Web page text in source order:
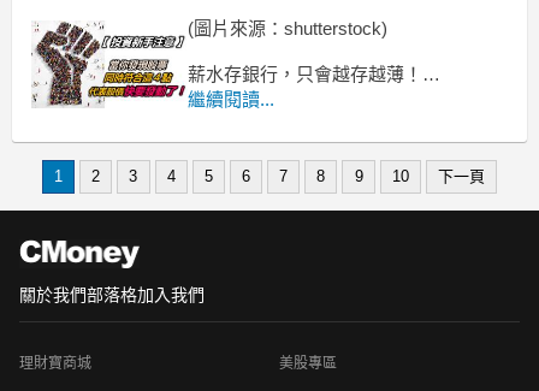
(圖片來源：shutterstock)
薪水存銀行，只會越存越薄！
增加收入 最有效率 的方法是...
但繳完一疊帳單後，錢也去一半了，
繼續閱讀...
1 2 3 4 5 6 7 8 9 10 下一頁
關於我們部落格加入我們
理財寶商城 美股專區